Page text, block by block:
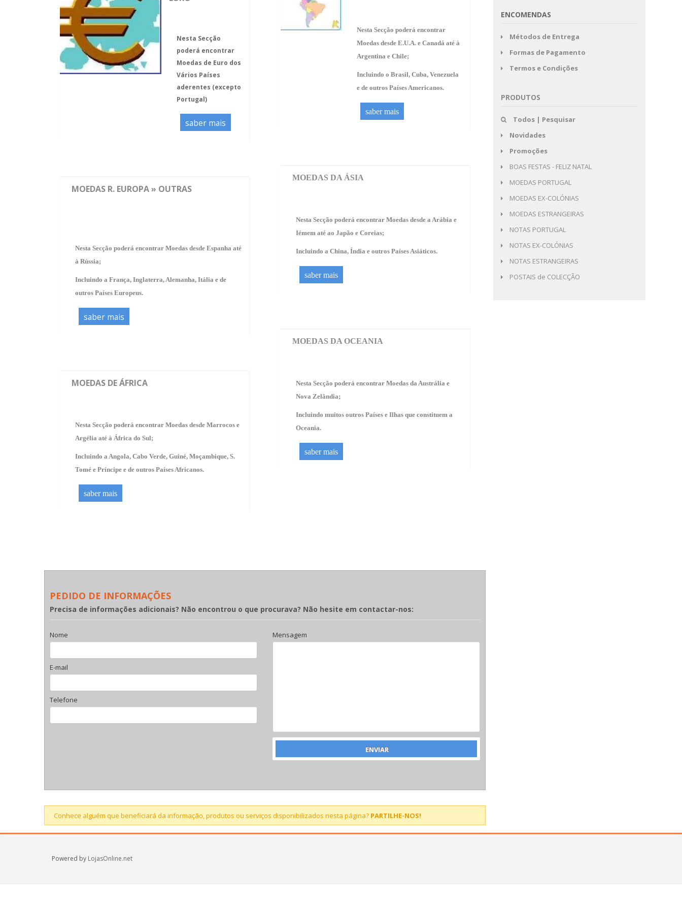
Nesta Secção
poderá encontrar
Moedas de Euro dos
Vários Países
aderentes (excepto
Portugal)
saber mais
MOEDAS R. EUROPA » OUTRAS
Nesta Secção poderá encontrar Moedas desde Espanha até
à Rússia;
Incluindo a França, Inglaterra, Alemanha, Itália e de
outros Países Europeus.
saber mais
MOEDAS DE ÁFRICA
Nesta Secção poderá encontrar Moedas desde Marrocos e
Argélia até à África do Sul;
Incluindo a Angola, Cabo Verde, Guiné, Moçambique, S.
Tomé e Príncipe e de outros Países Africanos.
saber mais
Nesta Secção poderá encontrar
Moedas desde E.U.A. e Canadá até à
Argentina e Chile;
Incluindo o Brasil, Cuba, Venezuela
e de outros Países Americanos.
saber mais
MOEDAS DA ÁSIA
Nesta Secção poderá encontrar Moedas desde a Arábia e
Iémem até ao Japão e Coreias;
Incluindo a China, Índia e outros Países Asiáticos.
saber mais
MOEDAS DA OCEANIA
Nesta Secção poderá encontrar Moedas da Austrália e
Nova Zelândia;
Incluindo muitos outros Países e Ilhas que constituem a
Oceania.
saber mais
PEDIDO DE INFORMAÇÕES
Precisa de informações adicionais? Não encontrou o que procurava? Não hesite em contactar-nos:
Nome
E-mail
Telefone
Mensagem
Conhece alguém que beneficiará da informação, produtos ou serviços disponibilizados nesta página? PARTILHE-NOS!
ENCOMENDAS
Métodos de Entrega
Formas de Pagamento
Termos e Condições
PRODUTOS
Todos | Pesquisar
Novidades
Promoções
BOAS FESTAS - FELIZ NATAL
MOEDAS PORTUGAL
MOEDAS EX-COLÓNIAS
MOEDAS ESTRANGEIRAS
NOTAS PORTUGAL
NOTAS EX-COLÓNIAS
NOTAS ESTRANGEIRAS
POSTAIS de COLECÇÃO
Powered by LojasOnline.net